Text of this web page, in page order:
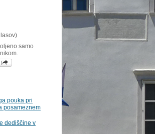
samo
pouka pri
posameznem
dediščine v